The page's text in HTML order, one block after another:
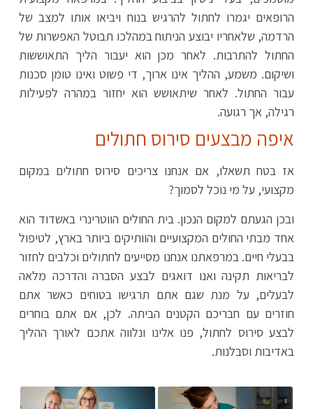
הרופאים יגמרו לחתול להרגיש בנוח ויביאו אותו למצב של
הרדמה, שלאחריו יבוצע הניתוח במהלכו תבוטל האפשרות של
החתול להתרבות. לאחר מכן הוא יעבור הליך התאוששות
ושיקום. משמע, ההליך אינו ארוך, די פשוט ואינו טומן סכנות
עבור החתול. לאחר שיתאושש הוא יחזור במהרה לפעילות
רגילה, אך רגועה.
איפה מבצעים סירוס חתולים
אז בטח תשאלו, אם אנחנו צריכים סירוס חתולים במקום
מקצועי, על מי נוכל לסמוך?
ובכן הגעתם למקום הנכון. בית החולים הווטרינרי באשדוד הוא
אחד מבתי החולים המקצועיים והוותיקים ביותר בארץ, לטיפול
בבעלי חיים. במרפאתנו אנחנו מסייעים לחתולים וכלבים לחזור
לבריאות תקינה ואנו דואגים לבצע הסברה והדרכה מלאה
לבעלים, על מנת שגם אתם תרגישו בטוחים כאשר אתם
חוזרים עם חבריכם הקטנים הביתה. לכן, אם אתם בוחרים
לבצע סירוס לחתול, פנו אלינו ונלווה אתכם לאורך ההליך
באדיבות וסבלנות.